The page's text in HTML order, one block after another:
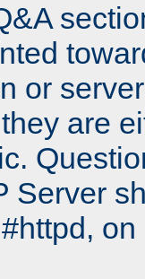
or
are
Server